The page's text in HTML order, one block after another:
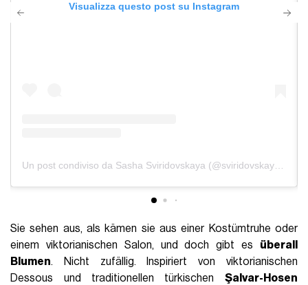
Visualizza questo post su Instagram
Sie sehen aus, als kämen sie aus einer Kostümtruhe oder
einem viktorianischen Salon, und doch gibt es überall
Blumen. Nicht zufällig. Inspiriert von viktorianischen
Dessous und traditionellen türkischen Şalvar-Hosen